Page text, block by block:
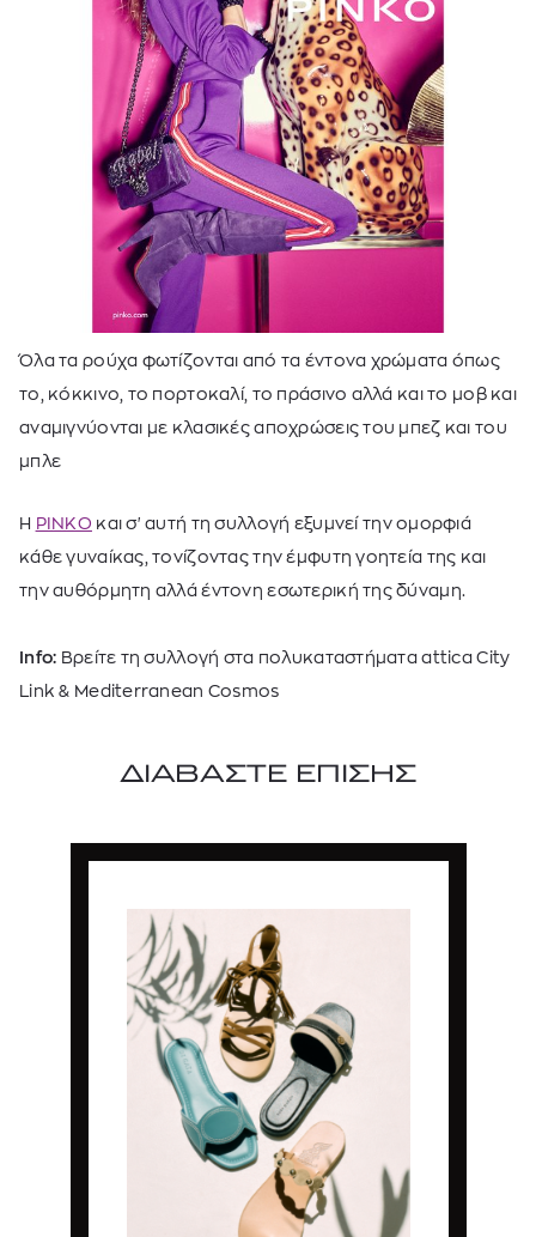
Όλα τα ρούχα φωτίζονται από τα έντονα χρώματα όπως
το, κόκκινο, το πορτοκαλί, το πράσινο αλλά και το μοβ και
αναμιγνύονται με κλασικές αποχρώσεις του μπεζ και του
μπλε
Η PINKO και σ' αυτή τη συλλογή εξυμνεί την ομορφιά
κάθε γυναίκας,τονίζοντας την έμφυτη γοητεία της και
την αυθόρμητη αλλά έντονη εσωτερική της δύναμη.
Info: Βρείτε τη συλλογή στα πολυκαταστήματα attica City
Link & Mediterranean Cosmos
ΔΙΑΒΑΣΤΕ ΕΠΙΣΗΣ